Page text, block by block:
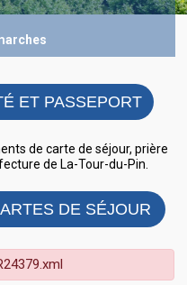
ET PASSEPORT
de carte de séjour, prière
de La-Tour-du-Pin.
DE SÉJOUR